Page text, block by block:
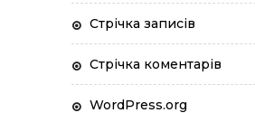
Стрічка записів
Стрічка коментарів
WordPress.org